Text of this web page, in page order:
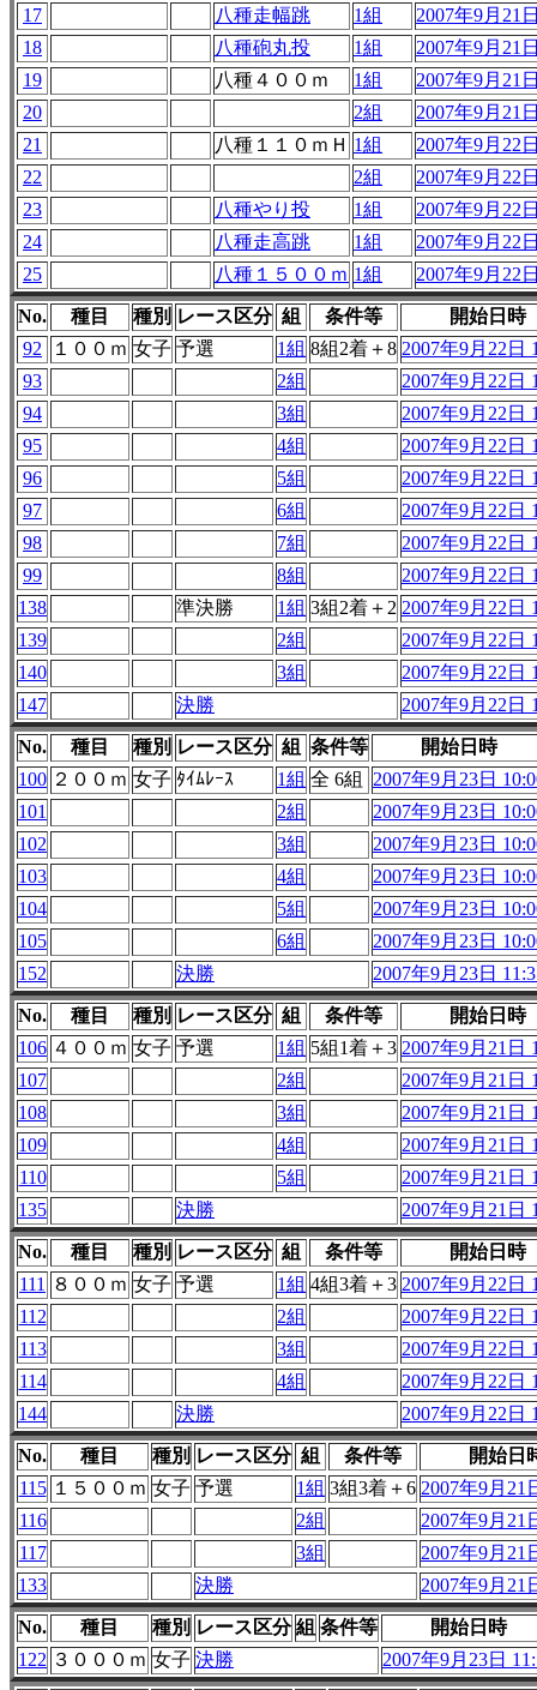
17 八種走幅跳 1組
2007年9月21
18
八種砲丸投 1組
2007年9月21
19
八種４００ｍ 1組
2007年9月21
20
2組
2007年9月21
21
八種１１０ｍＨ 1組
2007年9月22
22
2組
2007年9月22
23
八種やり投 1組
2007年9月22
24
八種走高跳 1組
2007年9月22
25
八種１５００ｍ 1組 2007年9月22
No. 種目 種別 レース区分 組 条件等
開始日時
92
１００ｍ 女子 予選 1組 8組2着＋8 2007年9月22日
93
2組
2007年9月22日
94
3組
2007年9月22日
95
4組
2007年9月22日
96
5組
2007年9月22日
97
6組
2007年9月22日
98
7組
2007年9月22日
99
8組
2007年9月22日
138
準決勝 1組 3組2着＋2 2007年9月22日
139
2組
2007年9月22日
140
3組
2007年9月22日
147
決勝 2007年9月22日
No. 種目 種別 レース区分 組 条件等
開始日時
100 ２００ｍ 女子 ﾀｲﾑﾚｰｽ 1組 全 6組
2007年9月23日
101
2組
2007年9月23日
102
3組
2007年9月23日
103
4組
2007年9月23日
104
5組
2007年9月23日
105
6組
2007年9月23日
152
決勝 2007年9月23日
No. 種目 種別 レース区分 組 条件等
開始日時
106 ４００ｍ 女子 予選 1組 5組1着＋3 2007年9月21日
107
2組
2007年9月21日
108
3組
2007年9月21日
109
4組
2007年9月21日
110
5組
2007年9月21日
135
決勝 2007年9月21日
No. 種目 種別 レース区分 組 条件等
開始日時
111
８００ｍ 女子 予選 1組 4組3着＋3 2007年9月22日
112
2組
2007年9月22日
113
3組
2007年9月22日
114
4組
2007年9月22日
144
決勝 2007年9月22日
No. 種目 種別 レース区分 組 条件等
開始日
115 １５００ｍ 女子 予選 1組 3組3着＋6 2007年9月21
116
2組
2007年9月21
117
3組
2007年9月21
133
決勝 2007年9月21
No. 種目 種別 レース区分 組 条件等
開始日時
122 ３０００ｍ 女子 決勝 2007年9月23日